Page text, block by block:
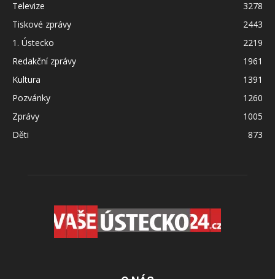
Televize
3278
Tiskové zprávy
2443
1. Ústecko
2219
Redakční zprávy
1961
Kultura
1391
Pozvánky
1260
Zprávy
1005
Děti
873